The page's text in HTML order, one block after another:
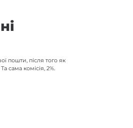
пошти, після того як
сама комісія, 2%.